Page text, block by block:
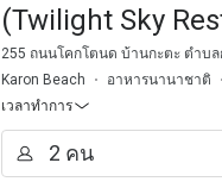
(Twilight Sky
Phuket)
255 ถนนโคกโตนด บ้านกะตะ ตำบล
Karon Beach
อาหารนานาชาติ
เวลาทำการ